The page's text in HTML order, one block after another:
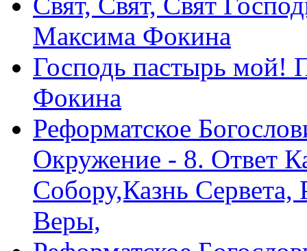
Максима Фокина
Господь пастырь мой!
Фокина
Реформатское
Окружение - 8. Ответ
Собору,Казнь Сервета,
Веры,